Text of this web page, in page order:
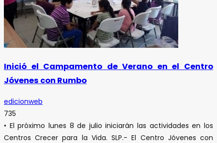
Inició el Campamento de Verano en el Centro
Jóvenes con Rumbo
edicionweb
735
• El próximo lunes 8 de julio iniciarán las actividades en los
Centros Crecer para la Vida. SLP.- El Centro Jóvenes con